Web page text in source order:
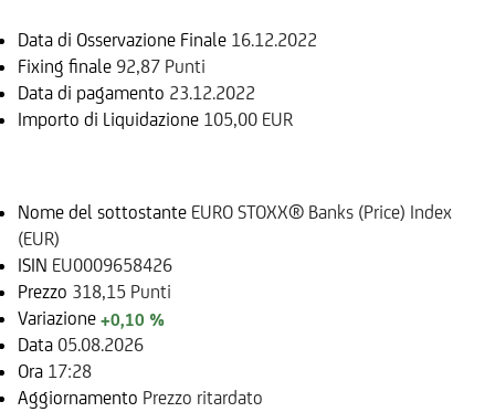
Data di Osservazione Finale 16.12.2022
Fixing finale 92,87 Punti
Data di pagamento 23.12.2022
Importo di Liquidazione 105,00 EUR
Nome del sottostante EURO STOXX® Banks (Price) Index
(EUR)
ISIN EU0009658426
Prezzo 318,15 Punti
Variazione +0,10 %
Data 05.08.2026
Ora 17:28
Aggiornamento Prezzo ritardato